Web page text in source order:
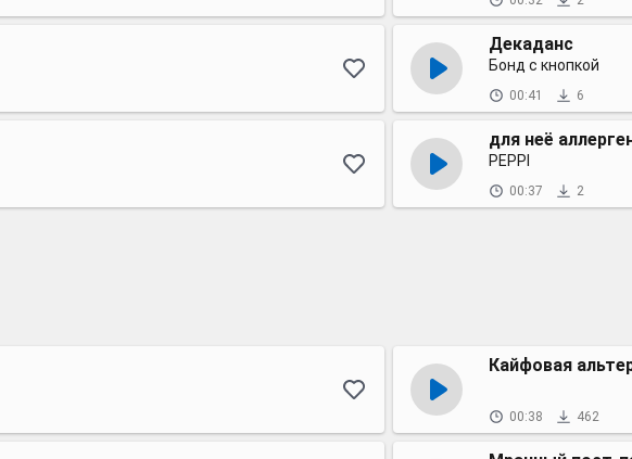
Декаданс
Бонд с кнопкой
00:41 6
для неё
PEPPI
00:37 2
Кайфовая
00:38 462